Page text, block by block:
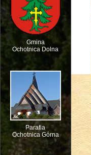
Gmina
Ochotnica Dolna
Parafia
Ochotnica Górna